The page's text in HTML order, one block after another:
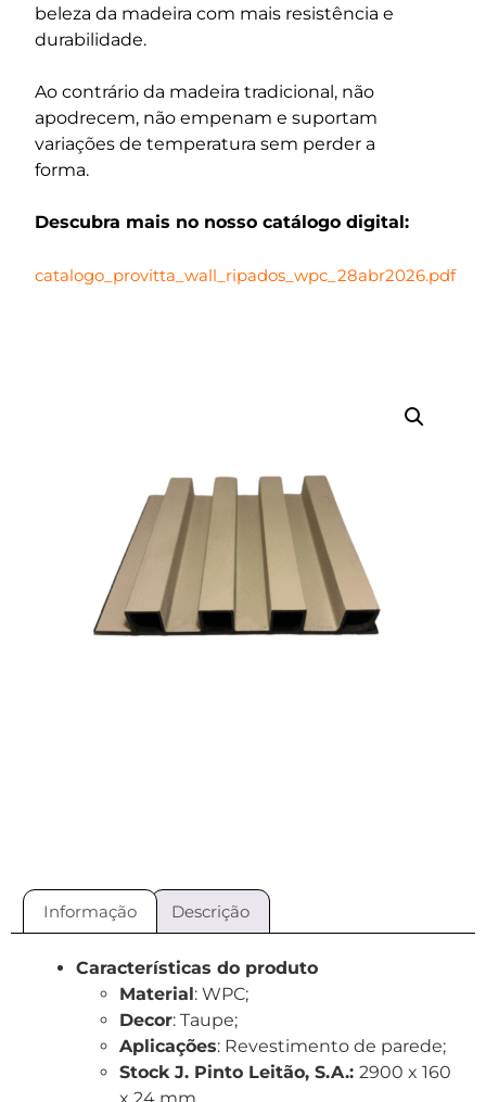
beleza da madeira com mais resistência e
durabilidade.
Ao contrário da madeira tradicional, não
apodrecem, não empenam e suportam
variações de temperatura sem perder a
forma.
Descubra mais no nosso catálogo digital:
catalogo_provitta_wall_ripados_wpc_28abr2026.pdf
Informação Descrição
Características do produto
Material: WPC;
Decor: Taupe;
Aplicações: Revestimento de parede;
Stock J. Pinto Leitão, S.A.: 2900 x 160